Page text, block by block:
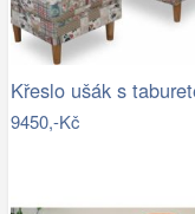
9450,-Kč